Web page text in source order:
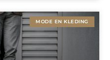
MODE EN KLEDING